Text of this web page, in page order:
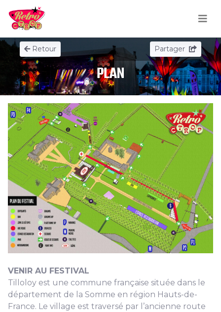
Retour Partager
PLAN
VENIR AU FESTIVAL
Tilloloy est une commune française située dans le
département de la Somme en région Hauts-de-
France. Le village est traversé par l’ancienne route